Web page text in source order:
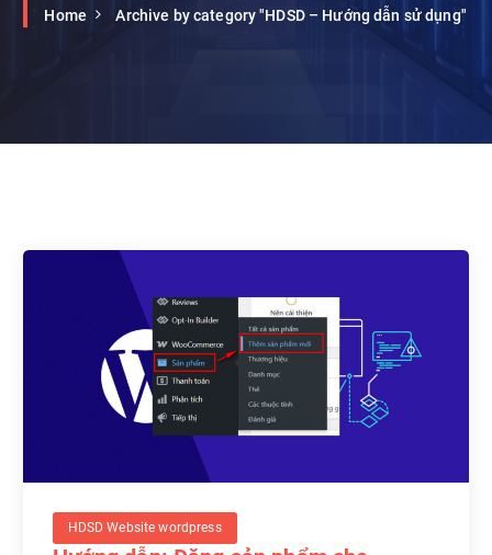
Home Archive by category "HDSD – Hướng dẫn sử dụng"
HDSD Website wordpress